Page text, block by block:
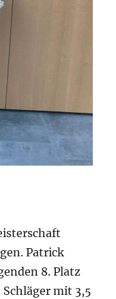
Patrick
8. Platz
mit 3,5